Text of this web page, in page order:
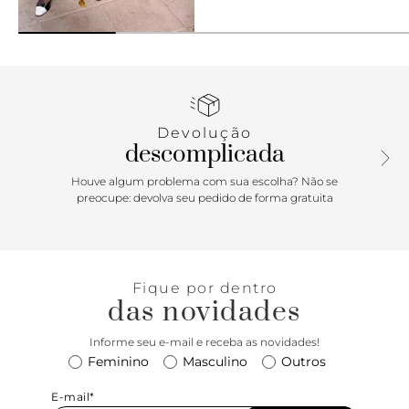
Avise me
Devolução
descomplicada
Houve algum problema com sua escolha? Não se
preocupe: devolva seu pedido de forma gratuita
Fique por dentro
das novidades
Informe seu e-mail e receba as novidades!
Feminino Masculino Outros
E-mail*